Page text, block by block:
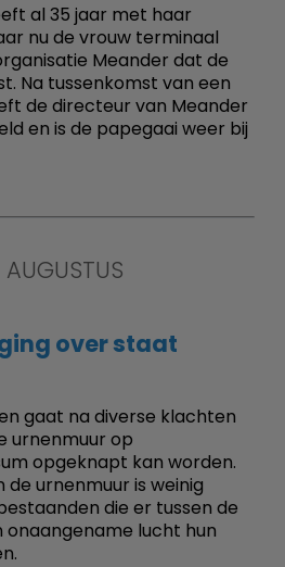
al 35 jaar met haar
nu de vrouw terminaal
Meander dat de
Na tussenkomst van een
de directeur van Meander
en is de papegaai weer bij
over staat
gaat na diverse klachten
urnenmuur op
opgeknapt kan worden.
de urnenmuur is weinig
die er tussen de
lucht hun